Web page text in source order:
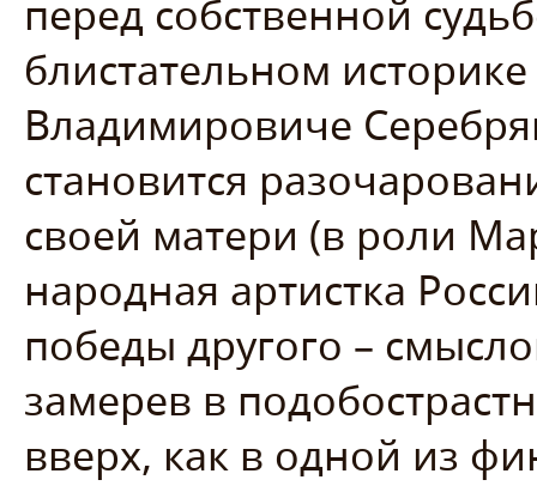
перед собственной
блистательном
Владимировиче
становится
своей матери (в роли
народная артистка
победы другого –
замерев в
вверх, как в одной из